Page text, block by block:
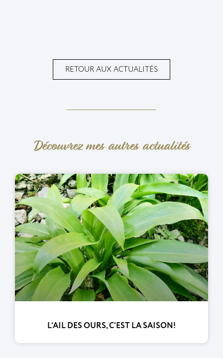
RETOUR AUX ACTUALITÉS
Découvrez mes autres actualités
L’AIL DES OURS, C’EST LA SAISON!